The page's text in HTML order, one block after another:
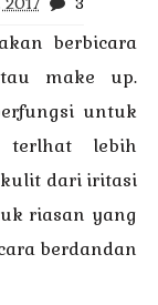
berbicara
make up.
untuk
terlhat lebih
dari iritasi
riasan yang
berdandan